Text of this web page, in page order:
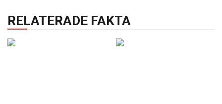
RELATERADE FAKTA